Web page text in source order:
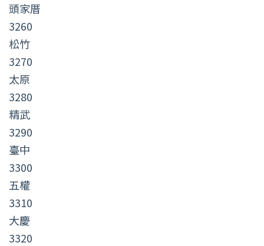
頭家厝
3260
松竹
3270
太原
3280
精武
3290
臺中
3300
五權
3310
大慶
3320